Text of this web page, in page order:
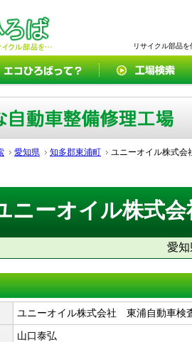
リサイクル部品
愛知県 知多郡東浦町 ユニーオイル株式
ニーオイル株式
愛
ユニーオイル株式会社 東浦自動車検
山口泰弘